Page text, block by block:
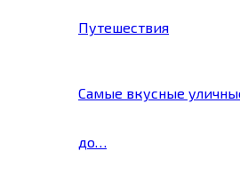
Путешествия
Самые вкусные
до…